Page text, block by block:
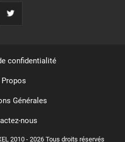
2010 - 2026 Tous droits réservés
confidentialité
Propos
Générales
nous